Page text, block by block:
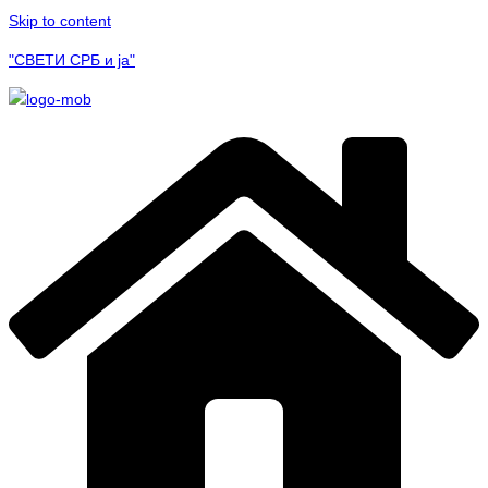
Skip to content
"СВЕТИ СРБ и ја"